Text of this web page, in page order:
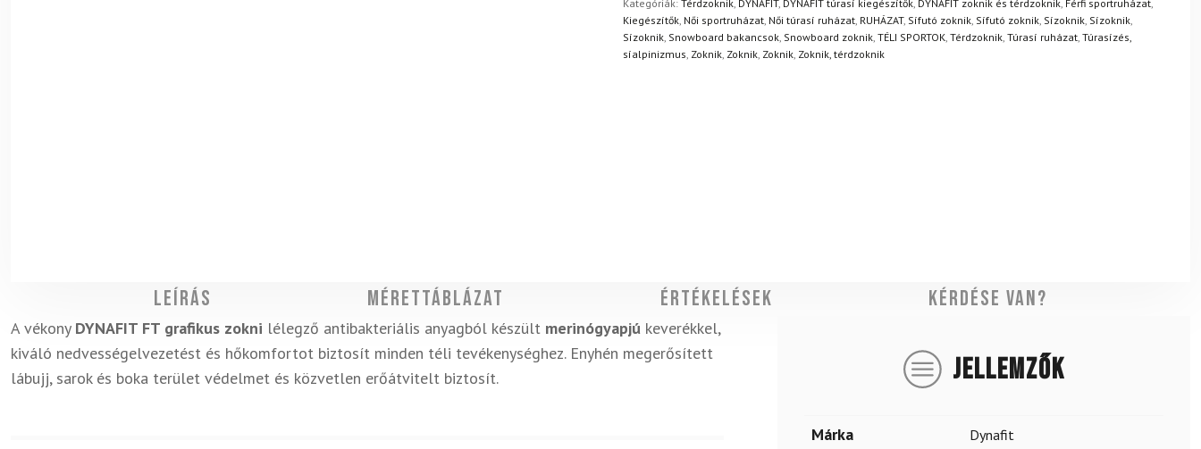
Kategóriák: Térdzoknik, DYNAFIT, DYNAFIT túrasí kiegészítők, DYNAFIT zoknik és térdzoknik, Férfi sportruházat,
Kiegészítők, Női sportruházat, Női túrasí ruházat, RUHÁZAT, Sífutó zoknik, Sífutó zoknik, Sízoknik, Sízoknik,
Sízoknik, Snowboard bakancsok, Snowboard zoknik, TÉLI SPORTOK, Térdzoknik, Túrasí ruházat, Túrasízés,
síalpinizmus Zoknik, Zoknik, Zoknik, Zoknik, térdzoknik
Leírás Mérettáblázat Értékelések Kérdése van?
A vékony DYNAFIT FT grafikus zokni lélegző antibakteriális anyagból készült merinógyapjú keverékkel,
kiváló nedvességelvezetést és hőkomfortot biztosít minden téli tevékenységhez. Enyhén megerősített
lábujj, sarok és boka terület védelmet és közvetlen erőátvitelt biztosít.
JELLEMZŐK
Márka Dynafit